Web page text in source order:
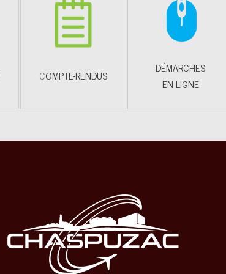
COMPTE-RENDUS
DÉMARCHES
EN LIGNE